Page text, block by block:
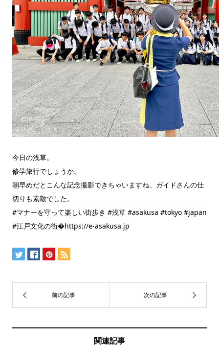
今日の浅草。
修学旅行でしょうか。
朝早めだとこんな記念撮影できちゃいますね。ガイドさんの仕
切りも素敵でした。
#マナーを守って楽しい街歩き #浅草 #asakusa #tokyo #japan
#江戸文化の街�https://e-asakusa.jp
関連記事